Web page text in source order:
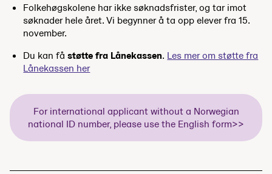
Folkehøgskolene har ikke søknadsfrister, og tar imot
søknader hele året. Vi begynner å ta opp elever fra 15.
november.
Du kan fåstøtte fra Lånekassen. Les mer om støtte fra
Lånekassen her
For international applicant without a Norwegian
national ID number, please use the English form>>